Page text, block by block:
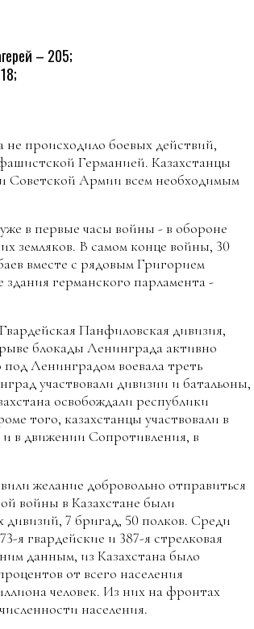
– 205;
происходило боевых действий,
Германией. Казахстанцы
Советской Армии всем необходимым
в первые часы войны - в обороне
земляков. В самом конце войны, 30
вместе с рядовым Григорием
германского парламента -
Панфиловская дивизия,
блокады Ленинграда активно
под Ленинградом воевала треть
участвовали дивизии и батальоны,
освобождали республики
того, казахстанцы участвовали в
в движении Сопротивления, в
желание добровольно отправиться
войны в Казахстане были
7 бригад, 50 полков. Среди
я гвардейские и 387-я стрелковая
данным, из Казахстана было
от всего населения
человек. Из них на фронтах
населения.